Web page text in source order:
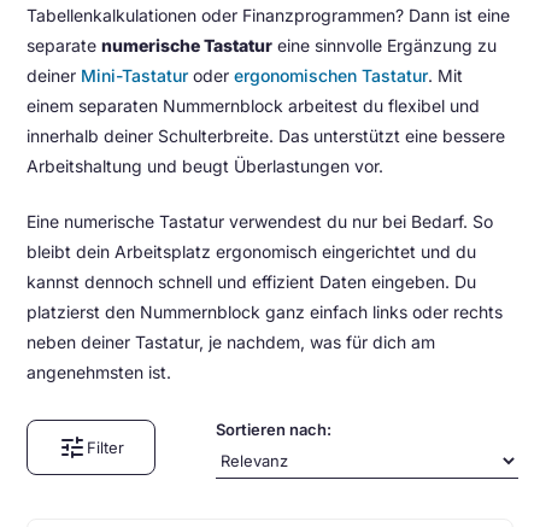
Tabellenkalkulationen oder Finanzprogrammen? Dann ist eine
separatenumerische Tastatur eine sinnvolle Ergänzung zu
deiner Mini-Tastatur oderergonomischen Tastatur. Mit
einem separaten Nummernblock arbeitest du flexibel und
innerhalb deiner Schulterbreite. Das unterstützt eine bessere
Arbeitshaltung und beugt Überlastungen vor.
Eine numerische Tastatur verwendest du nur bei Bedarf. So
bleibt dein Arbeitsplatz ergonomisch eingerichtet und du
kannst dennoch schnell und effizient Daten eingeben. Du
platzierst den Nummernblock ganz einfach links oder rechts
neben deiner Tastatur, je nachdem, was für dich am
angenehmsten ist.
tune Filter
Sortieren nach: